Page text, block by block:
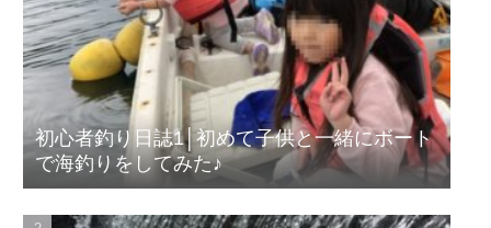
初心者釣り日誌1│初めて子供と一緒にボート
で海釣りをしてみた♪